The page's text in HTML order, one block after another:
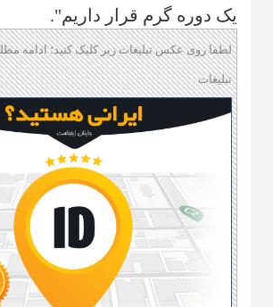
یک دوره گرم قرار داریم".
لطفا روی عکس تبلیغات زیر کلیک کنید؛ ادامه
تبلیغات